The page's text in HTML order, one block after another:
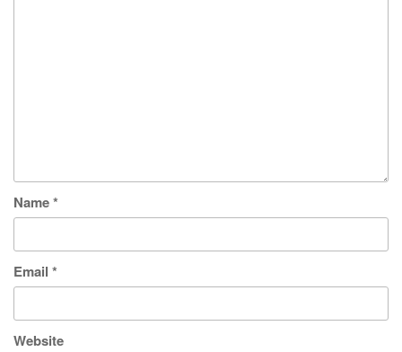
Name*
Email *
Website